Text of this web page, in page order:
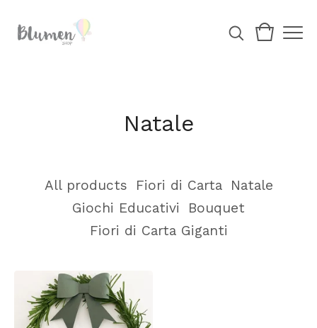
Natale
All products Fiori di Carta
Natale
Giochi Educativi
Bouquet
Fiori di Carta Giganti